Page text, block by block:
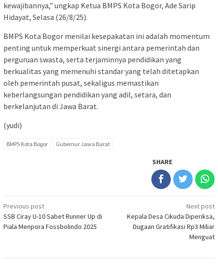
kewajibannya,” ungkap Ketua BMPS Kota Bogor, Ade Sarip
Hidayat, Selasa (26/8/25).
BMPS Kota Bogor menilai kesepakatan ini adalah momentum
penting untuk memperkuat sinergi antara pemerintah dan
perguruan swasta, serta terjaminnya pendidikan yang
berkualitas yang memenuhi standar yang telah ditetapkan
oleh pemerintah pusat, sekaligus memastikan
keberlangsungan pendidikan yang adil, setara, dan
berkelanjutan di Jawa Barat.
(yudi)
BMPS Kota Bogor Gubernur Jawa Barat
SHARE
Post
navigation
Previous post
SSB Ciray U-10 Sabet Runner Up di
Piala Menpora Fossbolindo 2025
Next post
Kepala Desa Cikuda Diperiksa,
Dugaan Gratifikasi Rp3 Miliar
Menguat